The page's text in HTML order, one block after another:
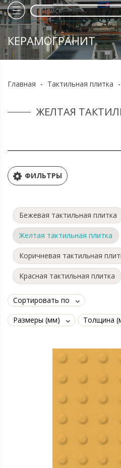
КЕРАМОГРАНИТ
Главная - Тактильная плитка -
ЖЕЛТАЯ
ФИЛЬТРЫ
Бежевая тактильная плитка
Желтая тактильная плитка
Коричневая тактильная
Красная тактильная плитка
Сортировать по
Размеры (мм) Толщина